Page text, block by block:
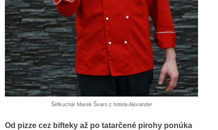
Šéfkuchár Marek Švaro z hotela Alexander
Od pizze cez bifteky až po tatarčené pirohy ponúka